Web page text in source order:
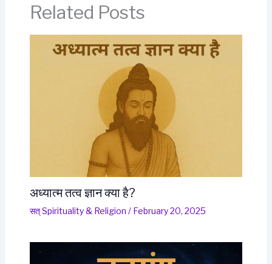
Related Posts
अध्यात्म तत्व ज्ञान क्या है?
सत् Spirituality & Religion / February 20, 2025